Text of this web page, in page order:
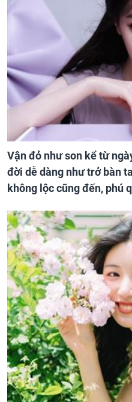
Vận đỏ như son kể từ
đời dễ dàng như trở bàn
không lộc cũng đến, phú